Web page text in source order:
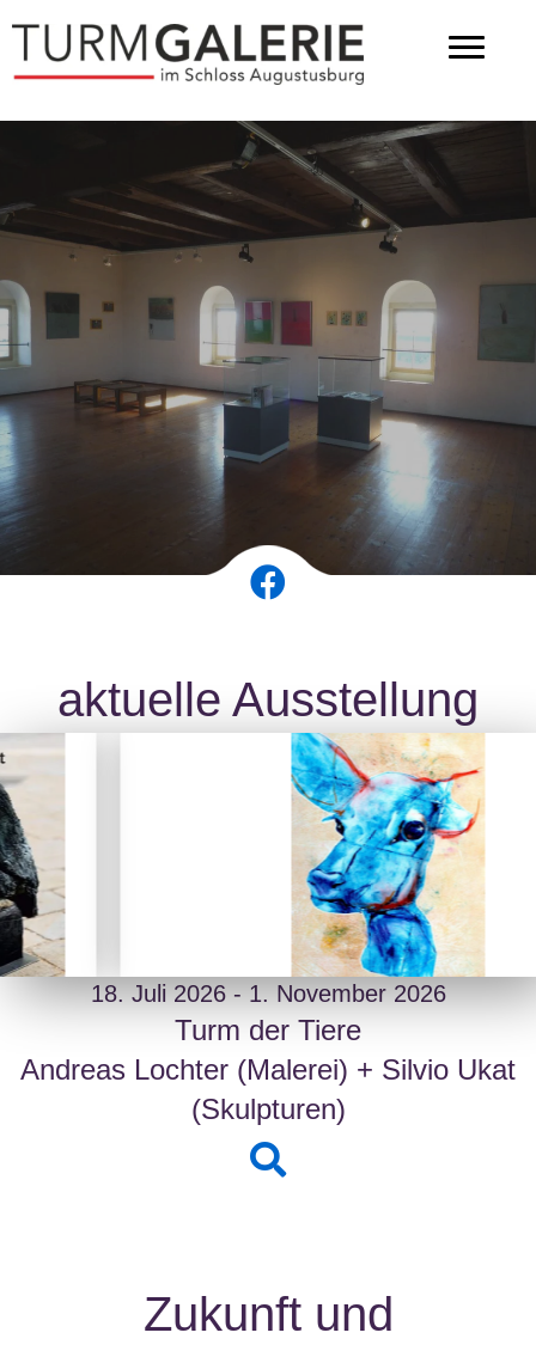
aktuelle Ausstellung
KOPF-Sprünge
18. Juli 2026 - 1. November 2026
Turm der Tiere
Andreas Lochter (Malerei) + Silvio Ukat
(Skulpturen)
Link zur Infoseite des Künstlers
Zukunft und